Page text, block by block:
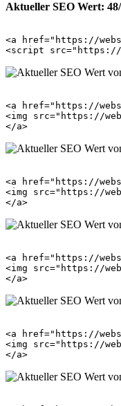
Aktueller SEO Wert:
<a href="https://
<a href="https://
<img src="https://
<a href="https://
<img src="https://
<a href="https://
<img src="https://
<a href="https://
<img src="https://